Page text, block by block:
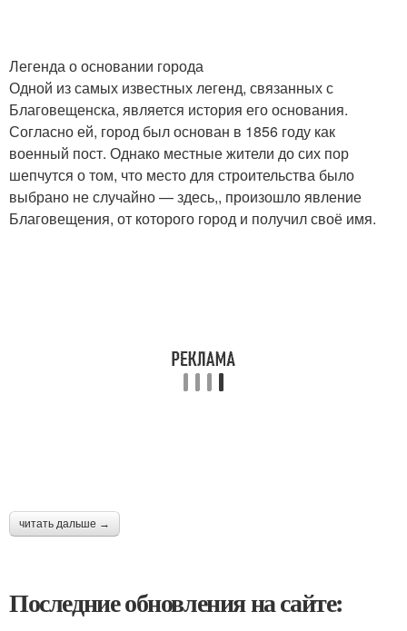
Легенда о основании города
Одной из самых известных легенд, связанных с
Благовещенска, является история его основания.
Согласно ей, город был основан в 1856 году как
военный пост. Однако местные жители до сих пор
шепчутся о том, что место для строительства было
выбрано не случайно — здесь,, произошло явление
Благовещения, от которого город и получил своё имя.
читать дальше →
Последние обновления на сайте: